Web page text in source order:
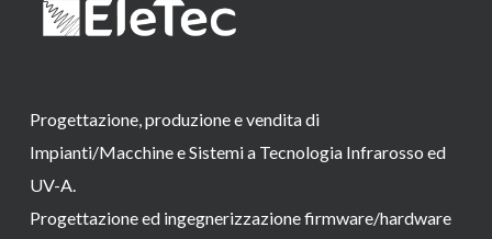
Progettazione, produzione e vendita di
Impianti/Macchine e Sistemi a Tecnologia Infrarosso ed
UV-A.
Progettazione ed ingegnerizzazione firmware/hardware